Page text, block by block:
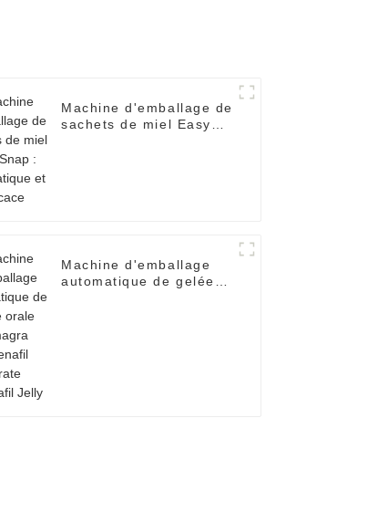
Machine d'emballage de
sachets de miel Easy
Machine d'emballage
automatique de gelée